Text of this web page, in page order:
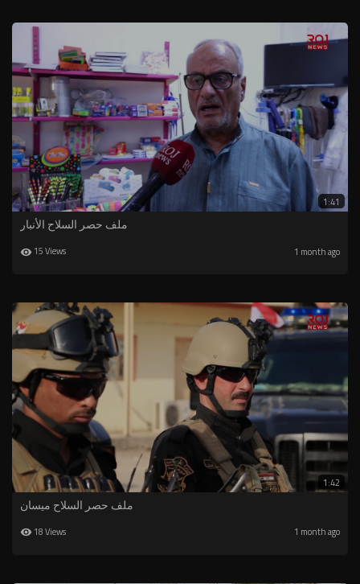
1:41
ملف حصر السلاح الأنبار
15 Views 1 month ago
1:42
ملف حصر السلاح ميسان
18 Views 1 month ago